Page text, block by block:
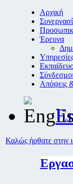
Αρχική
Έρευνα
Σύνδεσμοι
Απόψεις
Καλώς ήρθατε στην